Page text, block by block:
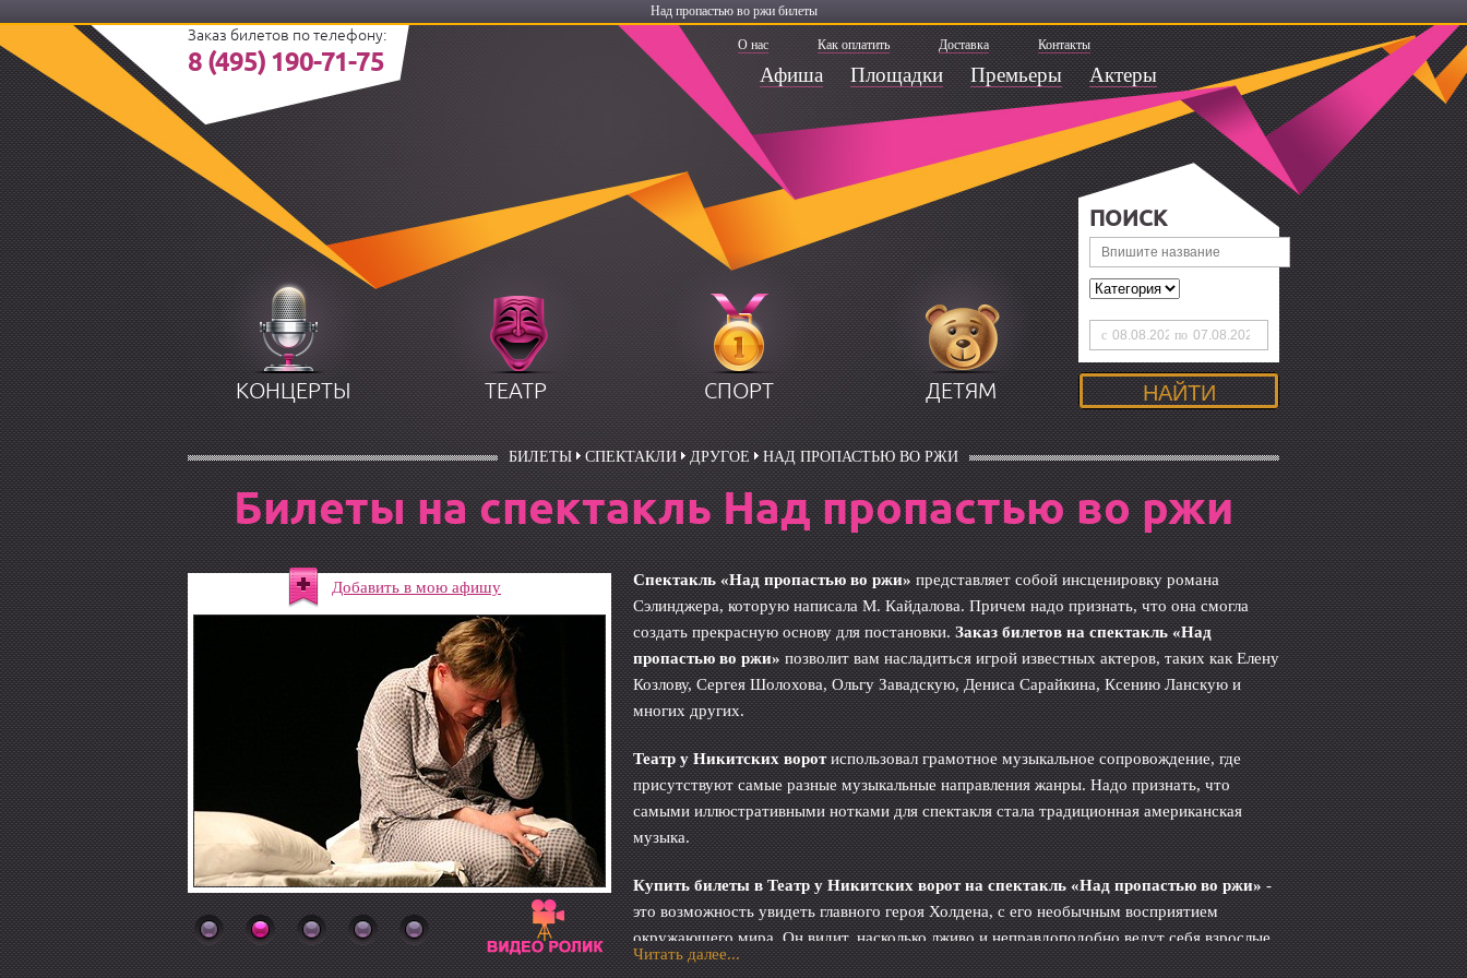
Над пропастью во ржи билеты
Заказ билетов по телефону:
8 (495) 190-71-75
О нас Как оплатить Доставка Контакты
Афиша Площадки Премьеры Актеры
КОНЦЕРТЫ ТЕАТР СПОРТ ДЕТЯМ
ПОИСК
с по
БИЛЕТЫ СПЕКТАКЛИ ДРУГОЕ НАД ПРОПАСТЬЮ ВО РЖИ
Билеты на спектакль Над пропастью во ржи
Добавить в мою афишу Спектакль «Над пропастью во ржи»представляет собой инсценировку романа
Сэлинджера, которую написала М. Кайдалова. Причем надо признать, что она смогла
создать прекрасную основу для постановки.Заказ билетов на спектакль «Над
пропастью во ржи»позволит вам насладиться игрой известных актеров, таких как Елену
Козлову, Сергея Шолохова, Ольгу Завадскую, Дениса Сарайкина, Ксению Ланскую и
многих других.
Театр у Никитских воротиспользовал грамотное музыкальное сопровождение, где
присутствуют самые разные музыкальные направления жанры. Надо признать, что
самыми иллюстративными нотками для спектакля стала традиционная американская
музыка.
Купить билеты в Театр у Никитских ворот на спектакль «Над пропастью во ржи»-
это возможность увидеть главного героя Холдена, с его необычным восприятием
окружающего мира. Он видит, насколько лживо и неправдоподобно ведут себя взрослые,
что вызывает у него настоящий протест, и ему не хочется с возрастом превращаться в
Читать далее...